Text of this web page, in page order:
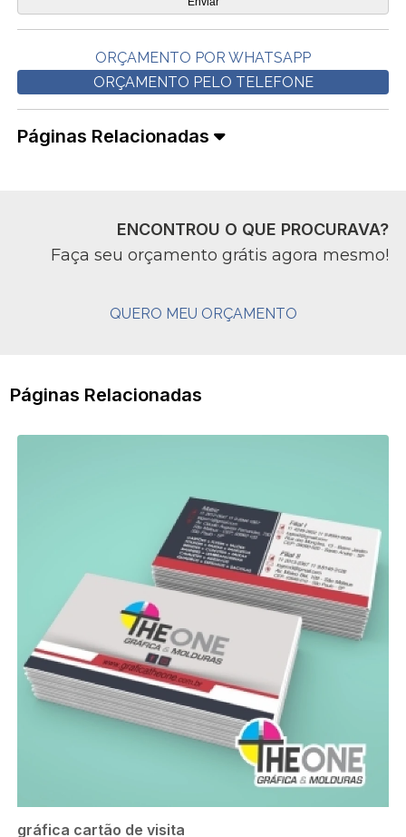
ORÇAMENTO POR WHATSAPP
ORÇAMENTO PELO TELEFONE
Páginas Relacionadas
ENCONTROU O QUE PROCURAVA?
Faça seu orçamento grátis agora mesmo!
QUERO MEU ORÇAMENTO
Páginas Relacionadas
gráfica cartão de visita